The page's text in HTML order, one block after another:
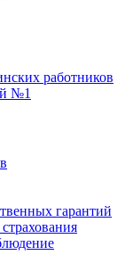
работников
№1
гарантий